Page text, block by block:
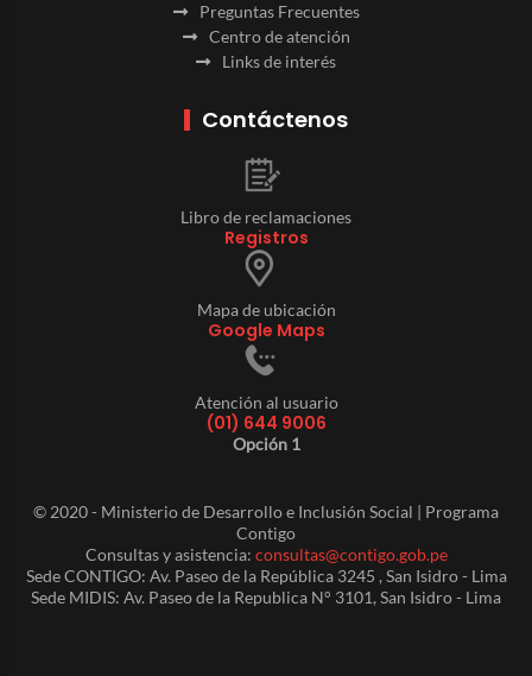
Preguntas Frecuentes
Centro de atención
Links de interés
Contáctenos
Libro de reclamaciones
Registros
Mapa de ubicación
Google Maps
Atención al usuario
(01) 644 9006
Opción 1
© 2020 - Ministerio de Desarrollo e Inclusión Social | Programa
Contigo
Consultas y asistencia: consultas@contigo.gob.pe
Sede CONTIGO: Av. Paseo de la República 3245 , San Isidro - Lima
Sede MIDIS: Av. Paseo de la Republica N° 3101, San Isidro - Lima